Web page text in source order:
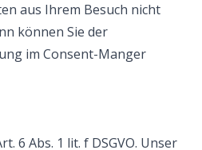
aus Ihrem Besuch nicht
können Sie der
im Consent-Manger
6 Abs. 1 lit. f DSGVO. Unser